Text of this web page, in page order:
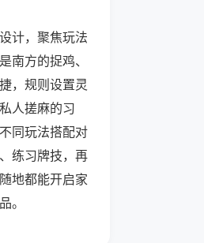
计，聚焦玩法
南方的捉鸡、
，规则设置灵
人搓麻的习
同玩法搭配对
练习牌技，再
地都能开启家
。